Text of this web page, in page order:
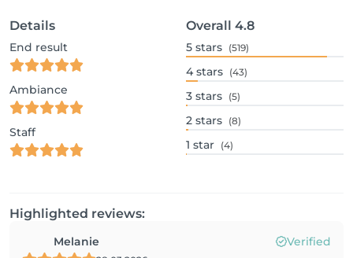
Details
End result
Ambiance
Staff
Overall 4.8
5 stars (519)
4 stars (43)
3 stars (5)
2 stars (8)
1 star (4)
Highlighted reviews:
Melanie Verified